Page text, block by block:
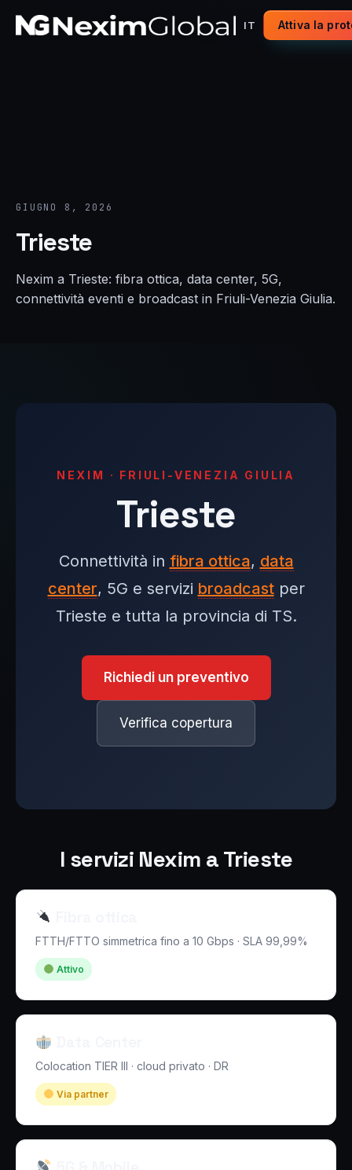
IT Attiva la
GIUGNO 8, 2026
Trieste
Nexim a Trieste: fibra ottica, data center, 5G,
connettività eventi e broadcast in Friuli-Venezia Giulia.
NEXIM · FRIULI-VENEZIA GIULIA
Trieste
Connettività in fibra ottica, data
center, 5G e servizi broadcastper
Trieste e tutta la provincia di TS.
Richiedi un preventivo
Verifica copertura
I servizi Nexim a Trieste
FTTH/FTTO simmetrica fino a 10 Gbps · SLA 99,99%
Attivo
Colocation TIER III · cloud privato · DR
Via partner